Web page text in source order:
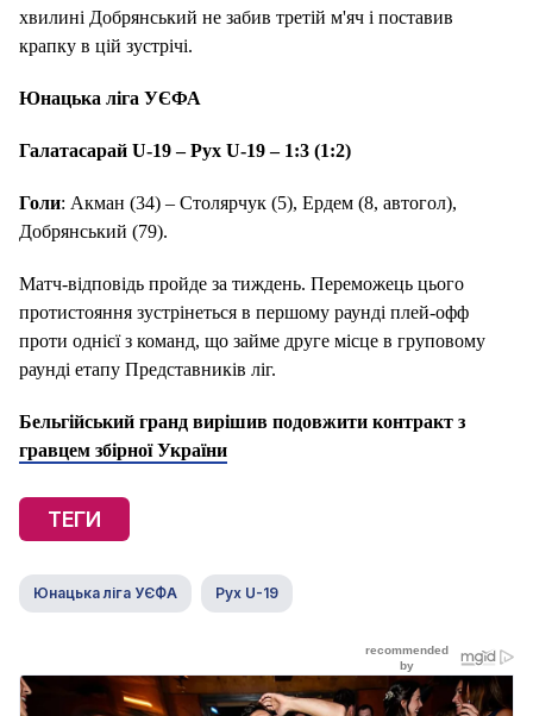
хвилині Добрянський не забив третій м'яч і поставив
крапку в цій зустрічі.
Юнацька ліга УЄФА
Галатасарай U-19 – Рух U-19 – 1:3 (1:2)
Голи: Акман (34) – Столярчук (5), Ердем (8, автогол),
Добрянський (79).
Матч-відповідь пройде за тиждень. Переможець цього
протистояння зустрінеться в першому раунді плей-офф
проти однієї з команд, що займе друге місце в груповому
раунді етапу Представників ліг.
Бельгійський гранд вирішив подовжити контракт з
гравцем збірної України
ТЕГИ
Юнацька ліга УЄФА Рух U-19